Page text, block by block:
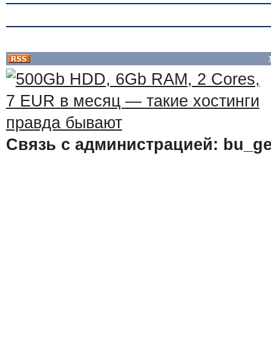
Связь с администрацией: